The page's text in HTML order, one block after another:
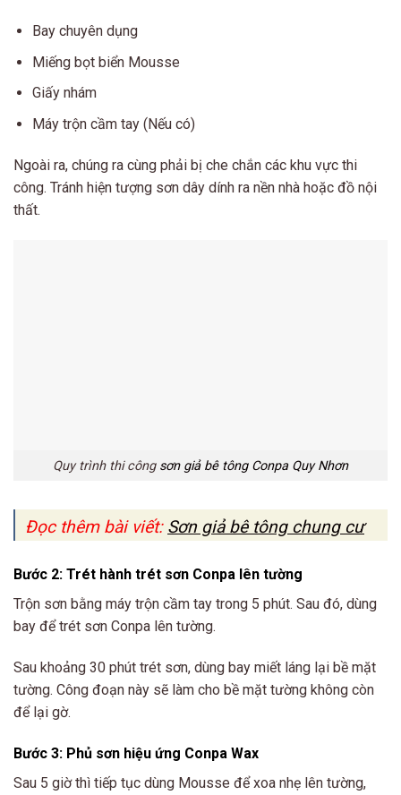
Bay chuyên dụng
Miếng bọt biển Mousse
Giấy nhám
Máy trộn cầm tay (Nếu có)
Ngoài ra, chúng ra cùng phải bị che chắn các khu vực thi
công. Tránh hiện tượng sơn dây dính ra nền nhà hoặc đồ nội
thất.
Quy trình thi công sơn giả bê tông Conpa Quy Nhơn
Đọc thêm bài viết: Sơn giả bê tông chung cư
Bước 2: Trét hành trét sơn Conpa lên tường
Trộn sơn bằng máy trộn cầm tay trong 5 phút. Sau đó, dùng
bay để trét sơn Conpa lên tường.
Sau khoảng 30 phút trét sơn, dùng bay miết láng lại bề mặt
tường. Công đoạn này sẽ làm cho bề mặt tường không còn
để lại gờ.
Bước 3: Phủ sơn hiệu ứng Conpa Wax
Sau 5 giờ thì tiếp tục dùng Mousse để xoa nhẹ lên tường,